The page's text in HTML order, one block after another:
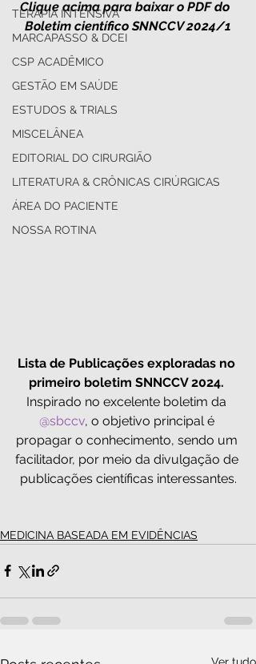
TERAPIA INTENSIVA
MARCAPASSO & DCEI
CSP ACADÊMICO
GESTÃO EM SAÚDE
ESTUDOS & TRIALS
MISCELÂNEA
EDITORIAL DO CIRURGIÃO
LITERATURA & CRÔNICAS CIRÚRGICAS
ÁREA DO PACIENTE
NOSSA ROTINA
Clique acima para baixar o PDF do
Boletim científico SNNCCV 2024/1
Lista de Publicações exploradas no
primeiro boletim SNNCCV 2024.
Inspirado no excelente boletim da
@sbccv, o objetivo principal é
propagar o conhecimento, sendo um
facilitador, por meio da divulgação de
publicações científicas interessantes.
MEDICINA BASEADA EM EVIDÊNCIAS